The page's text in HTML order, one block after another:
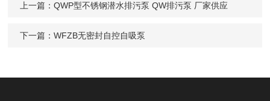
上一篇：QWP型不锈钢潜水排污泵 QW排污泵 厂家供应
下一篇：WFZB无密封自控自吸泵